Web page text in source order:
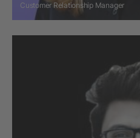
Customer Relationship Manager